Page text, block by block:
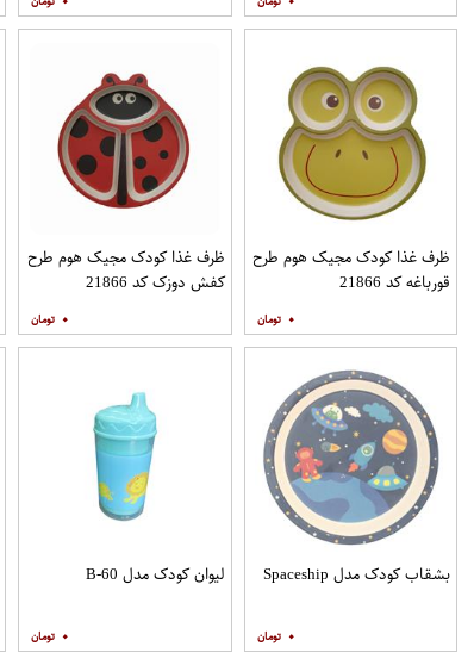
ظرف غذا کودک مجیک هوم طرح
قورباغه کد 21866
۰
ظرف غذا کودک مجیک هوم طرح
کفش دوزک کد 21866
۰
بشقاب کودک مدل Spaceship
۰
لیوان کودک مدل B-60
۰